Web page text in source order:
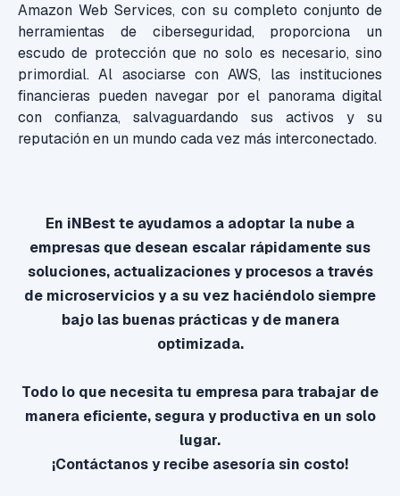
Amazon Web Services, con su completo conjunto de
herramientas de ciberseguridad, proporciona un
escudo de protección que no solo es necesario, sino
primordial. Al asociarse con AWS, las instituciones
financieras pueden navegar por el panorama digital
con confianza, salvaguardando sus activos y su
reputación en un mundo cada vez más interconectado.
En iNBest te ayudamos a adoptar la nube a
empresas que desean escalar rápidamente sus
soluciones, actualizaciones y procesos a través
de microservicios y a su vez haciéndolo siempre
bajo las buenas prácticas y de manera
optimizada.
Todo lo que necesita tu empresa para trabajar de
manera eficiente, segura y productiva en un solo
lugar.
¡Contáctanos y recibe asesoría sin costo!